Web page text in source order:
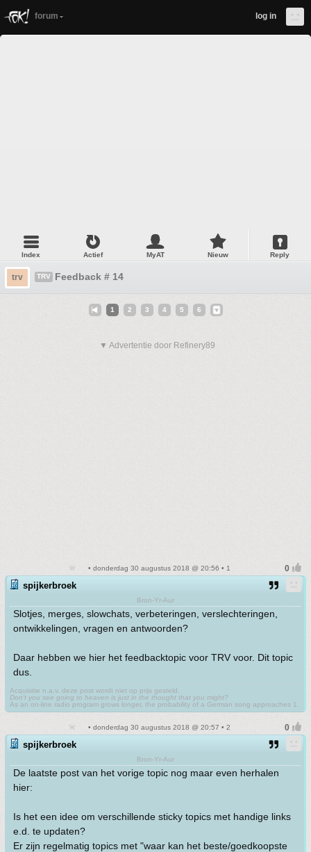
forum log in
Index Actief MyAT Nieuw Reply
trv TRV Feedback # 14
1 2 3 4 5 6
▼ Advertentie door Refinery89
• donderdag 30 augustus 2018 @ 20:56 • 1
spijkerbroek
Bron-Yr-Aur
Slotjes, merges, slowchats, verbeteringen, verslechteringen,
ontwikkelingen, vragen en antwoorden?
Daar hebben we hier het feedbacktopic voor TRV voor. Dit topic
dus.
Acquisitie n.a.v. deze post wordt niet op prijs gesteld.
Don't you see going to heaven is just in the thought that you might?
As an on-line radio program grows longer, the probability of a German song approaches 1.
• donderdag 30 augustus 2018 @ 20:57 • 2
spijkerbroek
Bron-Yr-Aur
De laatste post van het vorige topic nog maar even herhalen
hier:
Is het een idee om verschillende sticky topics met handige links
e.d. te updaten?
Er zijn regelmatig topics met "waar kan het beste/goedkoopste